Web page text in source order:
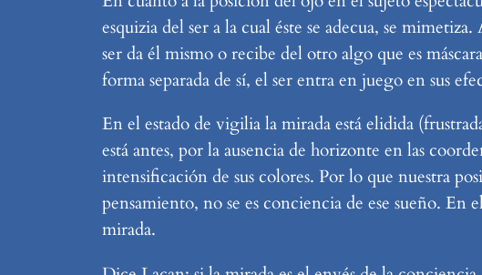
esquizia del ser a la cual éste se adecua, se
ser da él mismo o recibe del otro algo que es
forma separada de sí, el ser entra en juego en sus
En el estado de vigilia la mirada está elidida
está antes, por la ausencia de horizonte en las
intensificación de sus colores. Por lo que nuestra
pensamiento, no se es conciencia de ese sueño. En
mirada.